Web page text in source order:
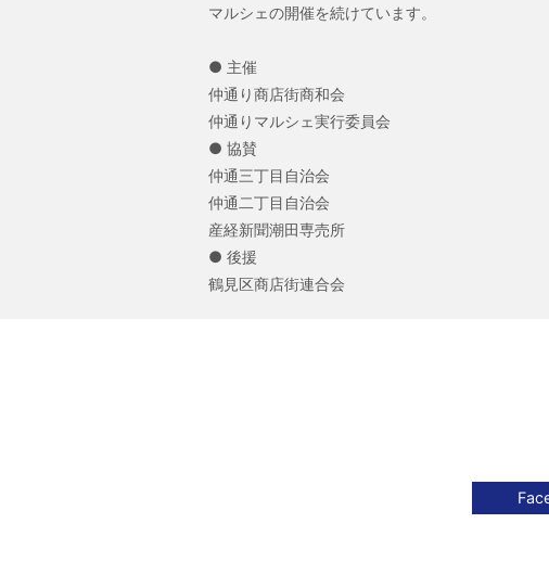
マルシェの開催を続けています。
● 主催
仲通り商店街商和会
仲通りマルシェ実行委員会
● 協賛
仲通三丁目自治会
仲通二丁目自治会
産経新聞潮田専売所
● 後援
鶴見区商店街連合会